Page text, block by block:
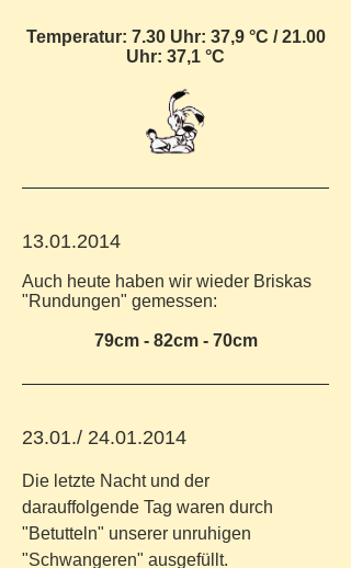
Temperatur: 7.30 Uhr: 37,9 °C / 21.00
Uhr: 37,1 °C
13.01.2014
Auch heute haben wir wieder Briskas
"Rundungen" gemessen:
79cm - 82cm - 70cm
23.01./ 24.01.2014
Die letzte Nacht und der
darauffolgende Tag waren durch
"Betutteln" unserer unruhigen
"Schwangeren" ausgefüllt.